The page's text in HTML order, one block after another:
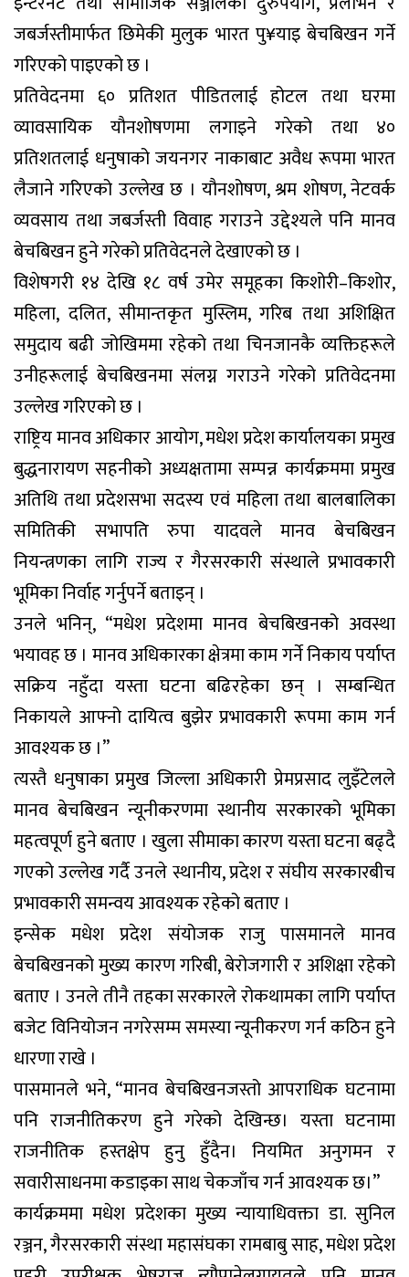
जबर्जस्तीमार्फत छिमेकी मुलुक भारत पु¥याइ बेचबिखन गर्ने
गरिएको पाइएको छ ।
प्रतिवेदनमा ६० प्रतिशत पीडितलाई होटल तथा घरमा
व्यावसायिक यौनशोषणमा लगाइने गरेको तथा ४०
प्रतिशतलाई धनुषाको जयनगर नाकाबाट अवैध रूपमा भारत
लैजाने गरिएको उल्लेख छ । यौनशोषण, श्रम शोषण, नेटवर्क
व्यवसाय तथा जबर्जस्ती विवाह गराउने उद्देश्यले पनि मानव
बेचबिखन हुने गरेको प्रतिवेदनले देखाएको छ ।
विशेषगरी १४ देखि १८ वर्ष उमेर समूहका किशोरी–किशोर,
महिला, दलित, सीमान्तकृत मुस्लिम, गरिब तथा अशिक्षित
समुदाय बढी जोखिममा रहेको तथा चिनजानकै व्यक्तिहरूले
उनीहरूलाई बेचबिखनमा संलग्न गराउने गरेको प्रतिवेदनमा
उल्लेख गरिएको छ ।
राष्ट्रिय मानव अधिकार आयोग, मधेश प्रदेश कार्यालयका प्रमुख
बुद्धनारायण सहनीको अध्यक्षतामा सम्पन्न कार्यक्रममा प्रमुख
अतिथि तथा प्रदेशसभा सदस्य एवं महिला तथा बालबालिका
समितिकी सभापति रुपा यादवले मानव बेचबिखन
नियन्त्रणका लागि राज्य र गैरसरकारी संस्थाले प्रभावकारी
भूमिका निर्वाह गर्नुपर्ने बताइन् ।
उनले भनिन्, “मधेश प्रदेशमा मानव बेचबिखनको अवस्था
भयावह छ । मानव अधिकारका क्षेत्रमा काम गर्ने निकाय पर्याप्त
सक्रिय नहुँदा यस्ता घटना बढिरहेका छन् । सम्बन्धित
निकायले आफ्नो दायित्व बुझेर प्रभावकारी रूपमा काम गर्न
आवश्यक छ ।”
त्यस्तै धनुषाका प्रमुख जिल्ला अधिकारी प्रेमप्रसाद लुइँटेलले
मानव बेचबिखन न्यूनीकरणमा स्थानीय सरकारको भूमिका
महत्वपूर्ण हुने बताए । खुला सीमाका कारण यस्ता घटना बढ्दै
गएको उल्लेख गर्दै उनले स्थानीय, प्रदेश र संघीय सरकारबीच
प्रभावकारी समन्वय आवश्यक रहेको बताए ।
इन्सेक मधेश प्रदेश संयोजक राजु पासमानले मानव
बेचबिखनको मुख्य कारण गरिबी, बेरोजगारी र अशिक्षा रहेको
बताए । उनले तीनै तहका सरकारले रोकथामका लागि पर्याप्त
बजेट विनियोजन नगरेसम्म समस्या न्यूनीकरण गर्न कठिन हुने
धारणा राखे ।
पासमानले भने, “मानव बेचबिखनजस्तो आपराधिक घटनामा
पनि राजनीतिकरण हुने गरेको देखिन्छ। यस्ता घटनामा
राजनीतिक हस्तक्षेप हुनु हुँदैन। नियमित अनुगमन र
सवारीसाधनमा कडाइका साथ चेकजाँच गर्न आवश्यक छ।”
कार्यक्रममा मधेश प्रदेशका मुख्य न्यायाधिवक्ता डा. सुनिल
रञ्जन, गैरसरकारी संस्था महासंघका रामबाबु साह, मधेश प्रदेश